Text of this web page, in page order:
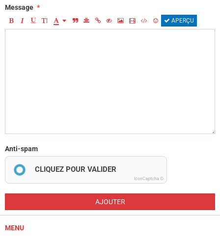
Message
APERÇU
Anti-spam
CLIQUEZ POUR VALIDER
IconCaptcha ©
AJOUTER
MENU